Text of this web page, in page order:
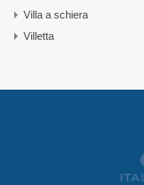
Villa a schiera
Villetta